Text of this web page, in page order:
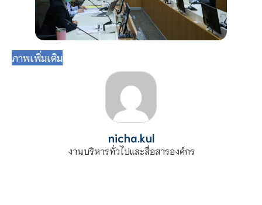
ภาพเพิ่มเติม
nicha.kul
งานบริหารทั่วไปและสื่อสารองค์กร